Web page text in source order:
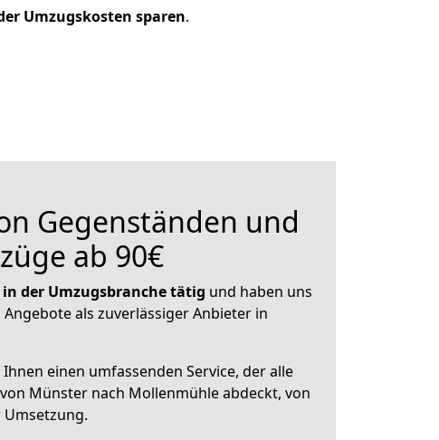
Umzugskosten sparen.
Gegenständen und
ab 90€
in der Umzugsbranche tätig und haben uns
als zuverlässiger Anbieter in
einen umfassenden Service, der alle
Münster nach Mollenmühle abdeckt, von